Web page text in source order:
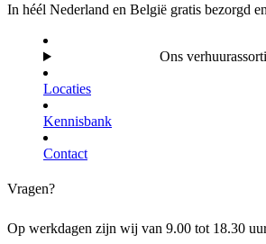
In héél Nederland en België gratis bezorgd
Ons
Locaties
Kennisbank
Contact
Vragen?
Op werkdagen zijn wij van 9.00 tot 18.30